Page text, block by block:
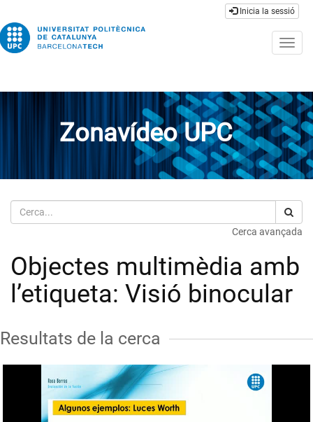
Inicia la sessió
Zonavídeo UPC
Cerca
Cerca avançada
Objectes multimèdia amb
l’etiqueta: Visió binocular
Resultats de la cerca